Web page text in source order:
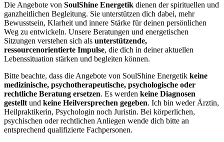
Die Angebote von SoulShine Energetik dienen der spirituellen und
ganzheitlichen Begleitung. Sie unterstützen dich dabei, mehr
Bewusstsein, Klarheit und innere Stärke für deinen persönlichen
Weg zu entwickeln. Unsere Beratungen und energetischen
Sitzungen verstehen sich als unterstützende,
ressourcenorientierte Impulse, die dich in deiner aktuellen
Lebenssituation stärken und begleiten können.
Bitte beachte, dass die Angebote von SoulShine Energetik keine
medizinische, psychotherapeutische, psychologische oder
rechtliche Beratung ersetzen. Es werden keine Diagnosen
gestellt und keine Heilversprechen gegeben. Ich bin weder Ärztin,
Heilpraktikerin, Psychologin noch Juristin. Bei körperlichen,
psychischen oder rechtlichen Anliegen wende dich bitte an
entsprechend qualifizierte Fachpersonen.